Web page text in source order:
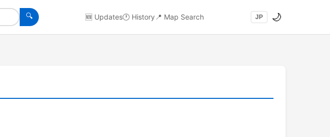
🔍 🆕 Updates🕐 History 📍 Map Search JP 🌙